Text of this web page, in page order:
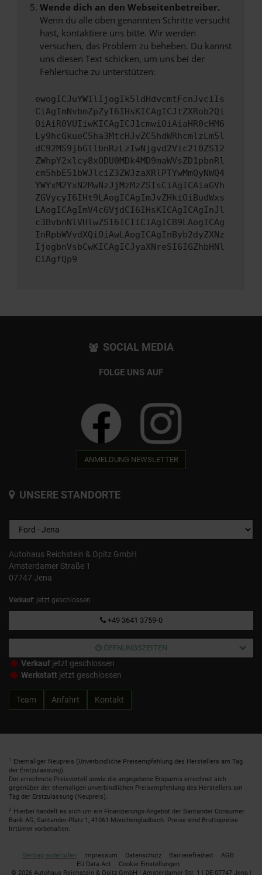
Wende dich an den Webseitenbetreiber.
Wenn du alle oben genannten Schritte versucht
hast, kontaktiere uns bitte. Wir werden
versuchen, das Problem zu beheben. Du kannst
uns diesen Text schicken, um uns bei der
Fehlersuche zu unterstützen:
ewogICJuYW1lIjogIk5ldHdvcmtFcnJvciIs
CiAgImNvbmZpZyI6IHsKICAgICJtZXRob2Qi
OiAiR0VUIiwKICAgICJ1cmwiOiAiaHR0cHM6
Ly9hcGkueC5ha3MtcHJvZC5hdWRhcmlzLm5l
dC92MS9jbGllbnRzLzIwNjgvd2Vic2l0ZS12
ZWhpY2xlcy8xODU0MDk4MD9maWVsZD1pbnRl
cm5hbE51bWJlciZ3ZWJzaXRlPTYwMmQyNWQ4
YWYxM2YxN2MwNzJjMzMzZSIsCiAgICAiaGVh
ZGVycyI6IHt9LAogICAgImJvZHkiOiBudWxs
LAogICAgImV4cGVjdCI6IHsKICAgICAgInJl
c3BvbnNlVHlwZSI6ICIiCiAgICB9LAogICAg
InRpbWVvdXQiOiAwLAogICAgInByb2dyZXNz
IjogbnVsbCwKICAgICJyaXNreSI6IGZhbHNl
CiAgfQp9
SOCIAL MEDIA
FOLGE UNS AUF
ANMELDUNG NEWSLETTER
UNSERE STANDORTE
Autohaus Reichstein & Opitz GmbH
Amsterdamer Straße 1
07747 Jena
Verkauf: jetzt geschlossen
+49 3641 3759-0
ÖFFNUNGSZEITEN
Verkauf jetzt geschlossen
Werkstatt jetzt geschlossen
Team Anfahrt Kontakt
1
Ehemaliger Neupreis (Unverbindliche Preisempfehlung des Herstellers am Tag
der Erstzulassung).
Der errechnete Preisvorteil sowie die angegebene Ersparnis errechnet sich
gegenüber der ehemaligen unverbindlichen Preisempfehlung des Herstellers am
Tag der Erstzulassung (Neupreis).
2 Hierbei handelt es sich um ein Finanzierungs-Angebot der Santander Consumer
Bank AG, Santander-Platz 1, 41061 Mönchengladbach. Preise sind Bruttopreise.
Irrtümer vorbehalten.
Vertrag widerrufen Impressum Datenschutz Barrierefreiheit
AGB
EU Data Act
Cookie Einstellungen
© 2026 Autohaus Reichstein & Opitz GmbH | Amsterdamer Str. 1 | DE-07747 Jena |